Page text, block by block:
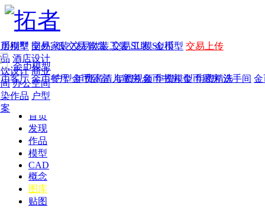
首页
发现
年费 作品 图纸 交易 软装 工装 SU模 金币
年费版块
费图纸 年费户型 年费高清 年费视频 年费模型 年费精选
作品
别墅 国外
酒店设计
设计 商业
办公空间
作品 户型
模型
模型 交易家装 交易软装 交易工装 SU模型 交易上传
金币模型
客厅 金币餐厅 金币卧室 儿童房 金币书房 金币厨房 洗手间 金
CAD
概念
图库
贴图